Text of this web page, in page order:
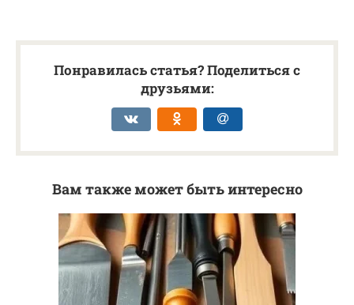
Понравилась статья? Поделиться с
друзьями:
Вам также может быть интересно